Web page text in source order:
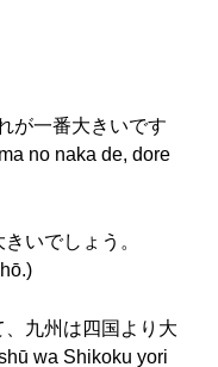
が一番大きいです
no naka de, dore
いでしょう。
九州は四国より大
wa Shikoku yori